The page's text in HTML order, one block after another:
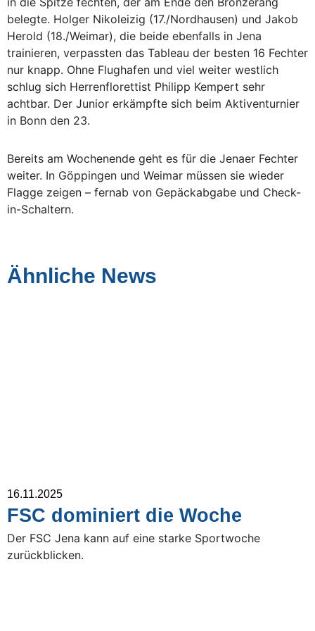
belegte. Holger Nikoleizig (17./Nordhausen) und Jakob
Herold (18./Weimar), die beide ebenfalls in Jena
trainieren, verpassten das Tableau der besten 16 Fechter
nur knapp. Ohne Flughafen und viel weiter westlich
schlug sich Herrenflorettist Philipp Kempert sehr
achtbar. Der Junior erkämpfte sich beim Aktiventurnier
in Bonn den 23.
Bereits am Wochenende geht es für die Jenaer Fechter
weiter. In Göppingen und Weimar müssen sie wieder
Flagge zeigen – fernab von Gepäckabgabe und Check-
in-Schaltern.
Ähnliche News
16.11.2025
FSC dominiert die Woche
Der FSC Jena kann auf eine starke Sportwoche
zurückblicken.